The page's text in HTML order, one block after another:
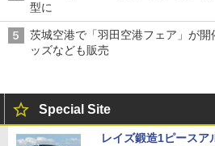
型に
茨城空港で「羽田空港フェア」が
ッズなども販売
Special Site
レイズ鍛造1ピースア